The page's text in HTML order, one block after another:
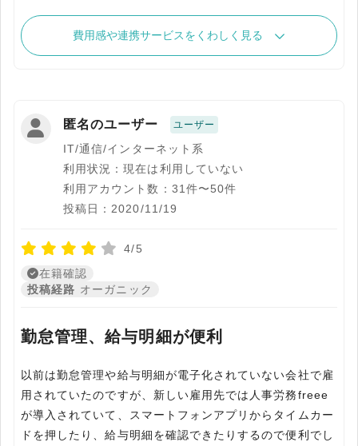
費用感や連携サービスをくわしく見る
匿名のユーザー ユーザー
IT/通信/インターネット系
利用状況：現在は利用していない
利用アカウント数：31件〜50件
投稿日：2020/11/19
4/5
在籍確認
投稿経路 オーガニック
勤怠管理、給与明細が便利
以前は勤怠管理や給与明細が電子化されていない会社で雇
用されていたのですが、新しい雇用先では人事労務freee
が導入されていて、スマートフォンアプリからタイムカー
ドを押したり、給与明細を確認できたりするので便利でし